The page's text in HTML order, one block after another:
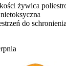
żywica
do schronienia